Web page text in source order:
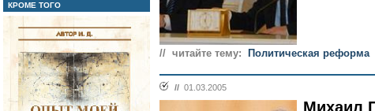
КРОМЕ ТОГО
// читайте тему: Политическая реформа
// 01.03.2005
Михаил